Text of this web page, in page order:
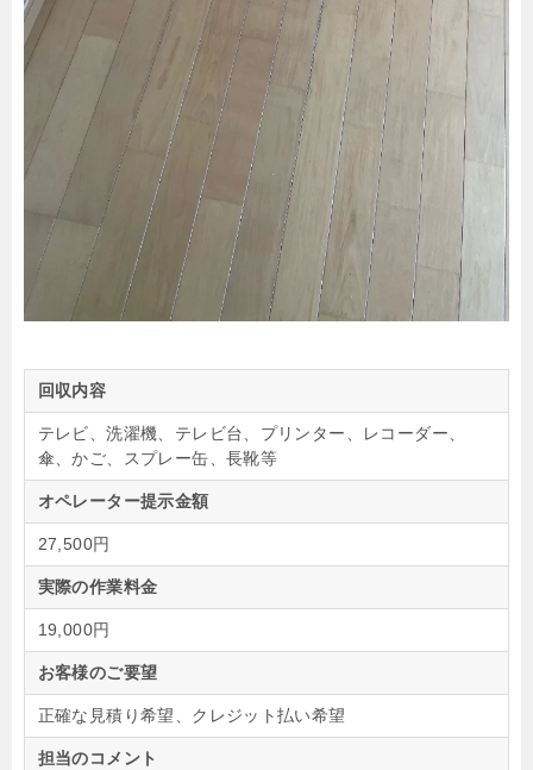
回収内容
テレビ、洗濯機、テレビ台、プリンター、レコーダー、
傘、かご、スプレー缶、長靴等
オペレーター提示金額
27,500円
実際の作業料金
19,000円
お客様のご要望
正確な見積り希望、クレジット払い希望
担当のコメント